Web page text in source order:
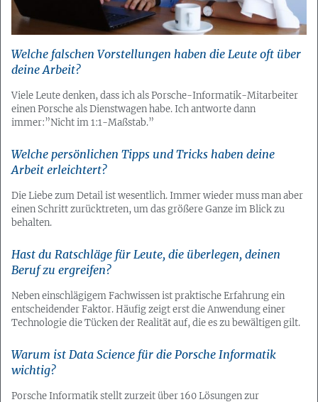
Welche falschen Vorstellungen haben die Leute oft über
deine Arbeit?
Viele Leute denken, dass ich als Porsche-Informatik-Mitarbeiter
einen Porsche als Dienstwagen habe. Ich antworte dann
immer:”Nicht im 1:1-Maßstab.”
Welche persönlichen Tipps und Tricks haben deine
Arbeit erleichtert?
Die Liebe zum Detail ist wesentlich. Immer wieder muss man aber
einen Schritt zurücktreten, um das größere Ganze im Blick zu
behalten.
Hast du Ratschläge für Leute, die überlegen, deinen
Beruf zu ergreifen?
Neben einschlägigem Fachwissen ist praktische Erfahrung ein
entscheidender Faktor. Häufig zeigt erst die Anwendung einer
Technologie die Tücken der Realität auf, die es zu bewältigen gilt.
Warum ist Data Science für die Porsche Informatik
wichtig?
Porsche Informatik stellt zurzeit über 160 Lösungen zur